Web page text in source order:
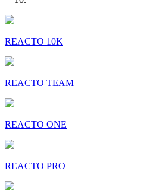
REACTO 10K
REACTO TEAM
REACTO ONE
REACTO PRO